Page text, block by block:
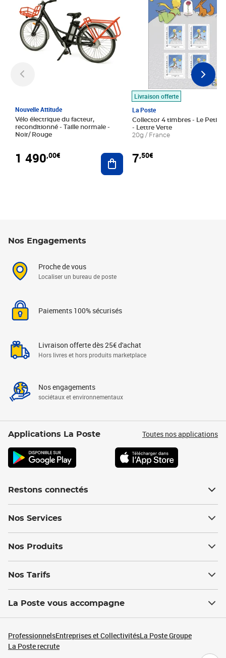
Nouvelle Attitude
Vélo électrique du facteur,
reconditionné - Taille normale -
Noir/ Rouge
1 490,00€ Ajouter au panier
Livraison offerte
La Poste
Collector 4 timbres - Le Petit
- Lettre Verte
20g / France
7,50€
Nos Engagements
Proche de vous
Localiser un bureau de poste
Paiements 100% sécurisés
Livraison offerte dès 25€ d'achat
Hors livres et hors produits marketplace
Nos engagements
sociétaux et environnementaux
Applications La Poste Toutes nos applications
Restons connectés
Nos Services
Nos Produits
Nos Tarifs
La Poste vous accompagne
ProfessionnelsEntreprises et CollectivitésLa Poste Groupe
La Poste recrute